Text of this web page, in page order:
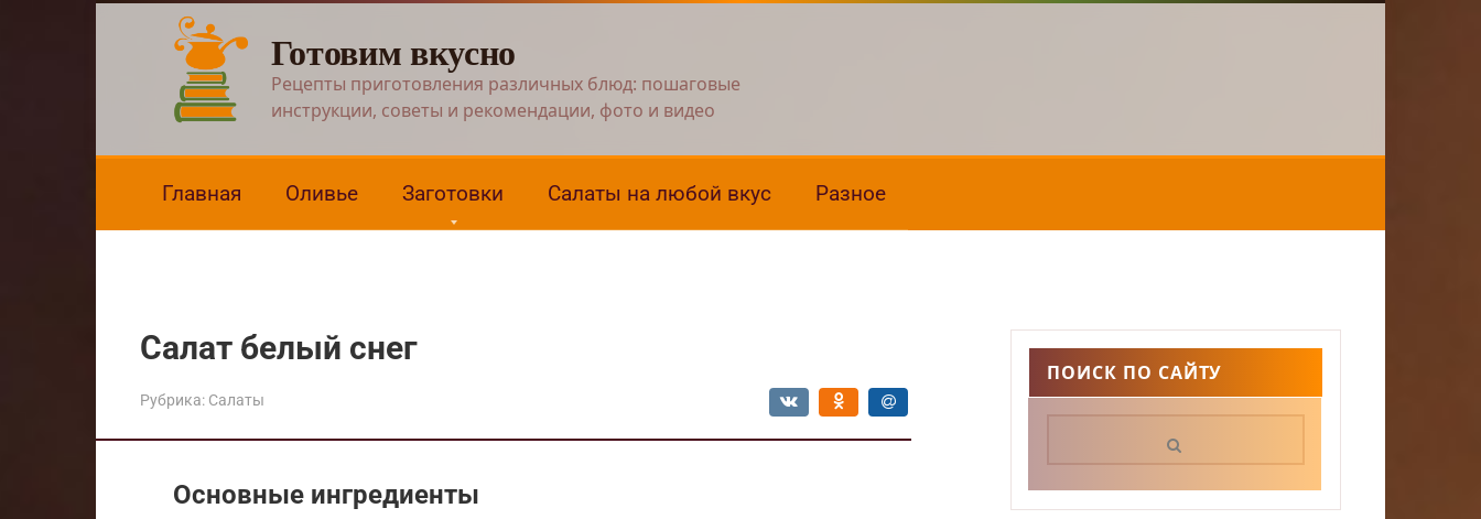
Готовим вкусно
Рецепты приготовления различных блюд: пошаговые
инструкции, советы и рекомендации, фото и видео
Главная Оливье Заготовки Салаты на любой вкус Разное
Салат белый снег
Рубрика: Салаты
Основные ингредиенты
ПОИСК ПО САЙТУ